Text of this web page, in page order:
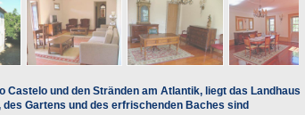
Castelo und den Stränden am Atlantik, liegt das Landhaus
Gartens und des erfrischenden Baches sind